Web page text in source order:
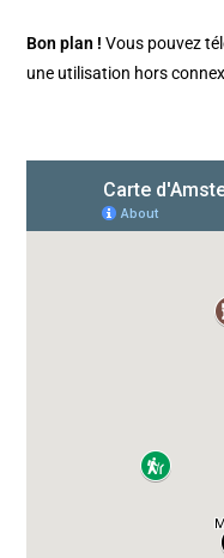
Bon plan ! Vous pouvez
une utilisation hors